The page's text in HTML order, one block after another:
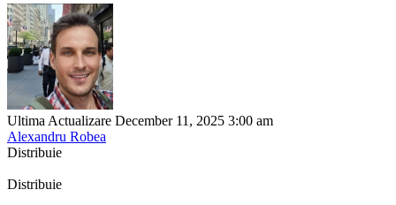
Ultima Actualizare December 11, 2025 3:00 am
Alexandru Robea
Distribuie
Distribuie